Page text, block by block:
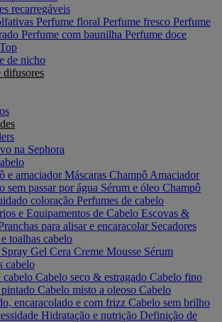
recarregáveis
Perfume floral Perfume fresco Perfume
Perfume com baunilha Perfume doce
de nicho
difusores
na Sephora
e amaciadorMáscaras Champô Amaciador
sem passar por água Sérum e óleo Champô
coloração Perfumes de cabelo
e Equipamentos de Cabelo Escovas &
para alisar e encaracolar Secadores
toalhas cabelo
Spray Gel Cera Creme Mousse Sérum
cabelo
cabelo Cabelo seco & estragado Cabelo fino
Cabelo misto a oleoso Cabelo
encaracolado e com frizz Cabelo sem brilho
Hidratação e nutrição Definição de